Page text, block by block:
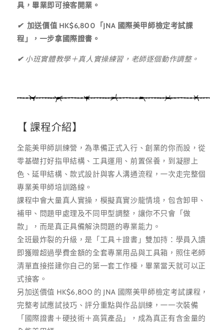
具，畢業即可接客開業。
✔ 加送價值 HK$6,800「JNA 國際美甲師檢定考試課
程」，一步拿國際證書。
✔ 小班實體教學＋真人實操練習，老師逐個動作調整。
【 課程介紹】
全能美甲師訓練營，為準備正式入行、創業的你而設，從
零基礎打好指甲結構、工具運用、前置保養，到凝膠上
色、延甲結構、款式設計與客人溝通流程，一次走完整個
專業美甲師培訓路線。
課程中會大量真人實操，模擬真實沙龍情境，包含卸甲、
補甲、問題甲處理及不同甲型調整，讓你不只會「做
款」，而是真正具備解決問題的專業能力。
全班最炸裂的升級，是「工具＋證書」雙加持：學員入讀
即獲贈超過學費金額的全套專業用品與工具箱，照住老師
清單直接搭建你自己的第一套工作檯，畢業當天就可以正
式接客。
另加送價值 HK$6,800 的 JNA 國際美甲師檢定考試課程，
完整考試應試技巧、評分重點與作品訓練，一一次裝備
「國際證書＋硬技術＋高質產品」，成為真正有含金量的